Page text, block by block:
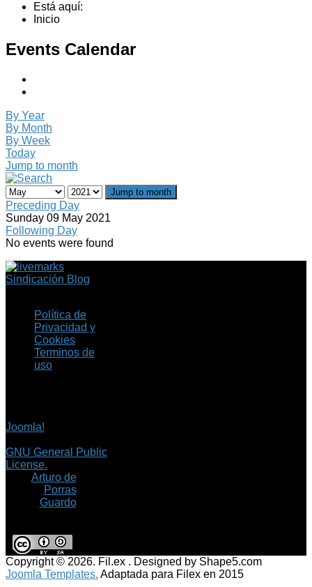
Está aquí:
Inicio
Events Calendar
By Year
By Month
By Week
Today
Jump to month
Jump to month
Preceding Day
Sunday 09 May 2021
Following Day
No events were found
Sindicación Blog
Política de
Privacidad y
Cookies
Terminos de
uso
Joomla!
GNU General Public
License.
Arturo de
Porras
Guardo
Copyright © 2026. Fil.ex . Designed by Shape5.com
Joomla Templates. Adaptada para Filex en 2015